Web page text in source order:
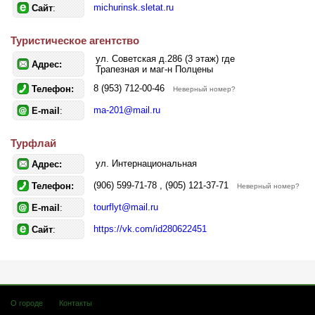
Сайт: michurinsk.sletat.ru
Туристическое агентство
Адрес:
ул. Советская д.286 (3 этаж) где
Трапезная и маг-н Полцены
Телефон:
8 (953) 712-00-46 Неверный номер?
E-mail : ma-201@mail.ru
Турфлай
Адрес: ул. Интернациональная
Телефон: (906) 599-71-78 , (905) 121-37-71 Неверный номер?
E-mail : tourflyt@mail.ru
Сайт: https://vk.com/id280622451
О городе
Контакты